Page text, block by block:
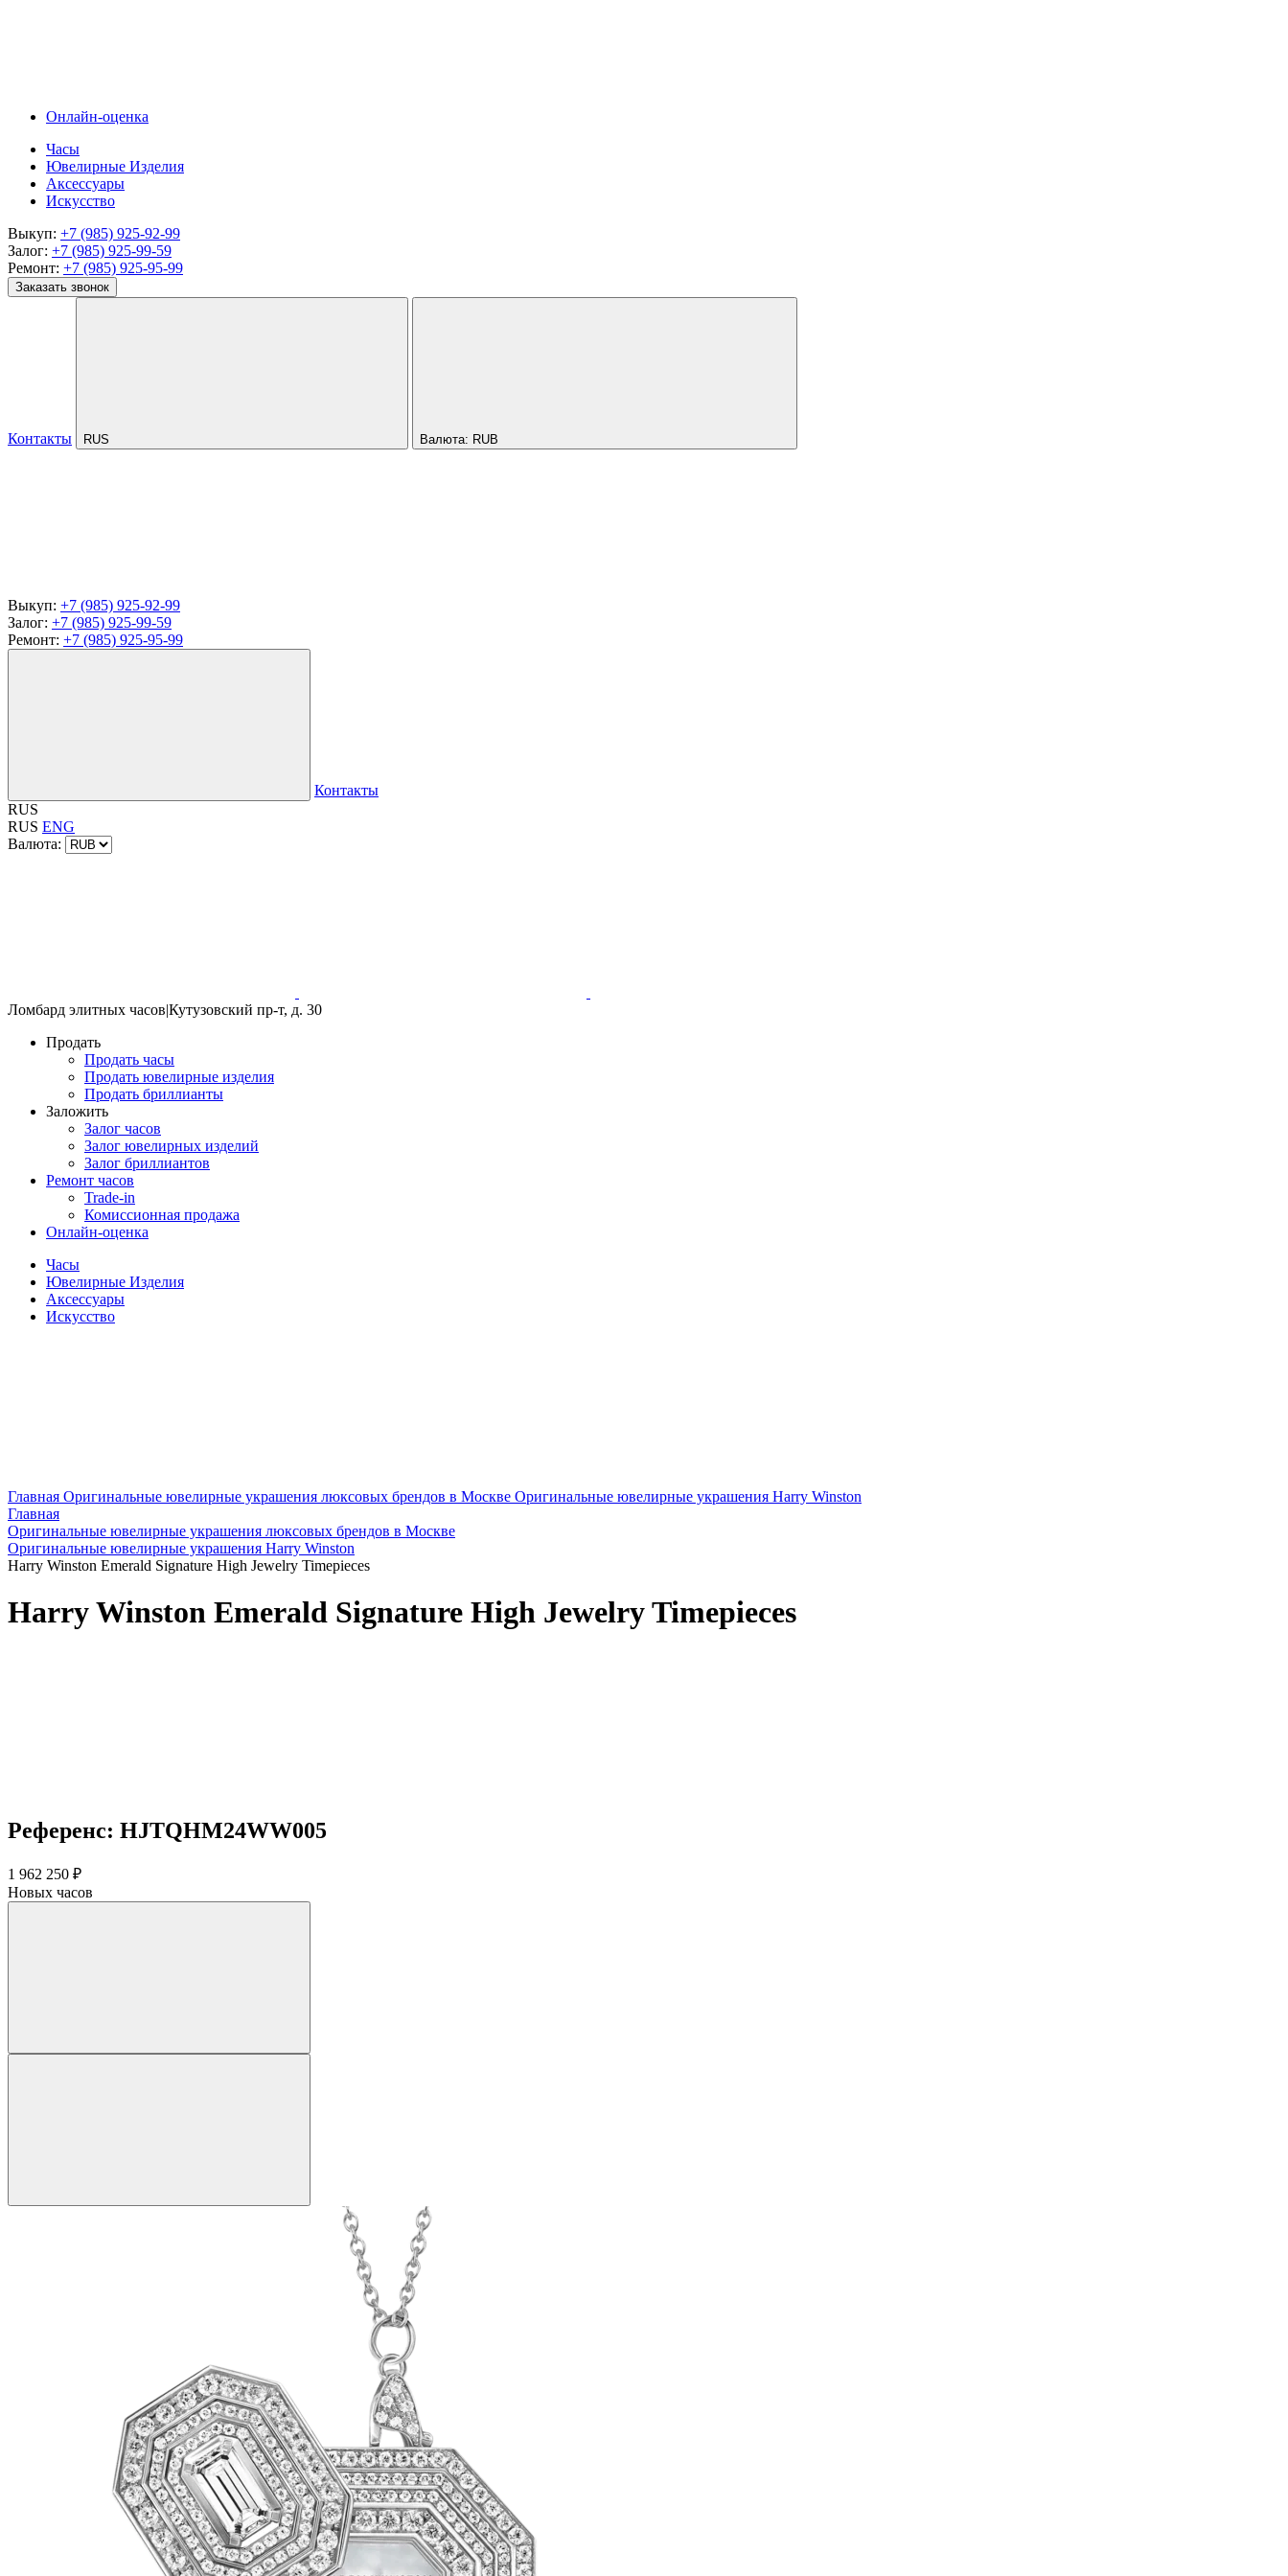
Онлайн-оценка
Часы
Ювелирные Изделия
Аксессуары
Искусство
Выкуп: +7 (985) 925-92-99
Залог: +7 (985) 925-99-59
Ремонт: +7 (985) 925-95-99
Заказать звонок
Контакты RUS Валюта: RUB
Выкуп: +7 (985) 925-92-99
Залог: +7 (985) 925-99-59
Ремонт: +7 (985) 925-95-99
Контакты
RUS
RUS ENG
Валюта:
Ломбард элитных часов|Кутузовский пр-т, д. 30
Продать
Продать часы
Продать ювелирные изделия
Продать бриллианты
Заложить
Залог часов
Залог ювелирных изделий
Залог бриллиантов
Ремонт часов
Trade-in
Комиссионная продажа
Онлайн-оценка
Часы
Ювелирные Изделия
Аксессуары
Искусство
Главная Оригинальные ювелирные украшения люксовых брендов в Москве Оригинальные ювелирные украшения Harry Winston
Главная
Оригинальные ювелирные украшения люксовых брендов в Москве
Оригинальные ювелирные украшения Harry Winston
Harry Winston Emerald Signature High Jewelry Timepieces
Harry Winston Emerald Signature High Jewelry Timepieces
Референс: HJTQHM24WW005
1 962 250 ₽
Новых часов